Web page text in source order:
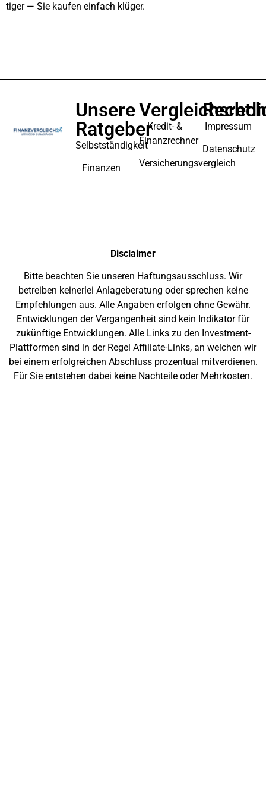
ti­ger — Sie kau­fen ein­fach klü­ger.
Unsere
Ratgeber
Selbstständigkeit
Finanzen
Kredit- &
Finanzrechner
Versicherungsvergleich
Impressum
Datenschutz
Disclaimer
Bitte beachten Sie unseren Haftungsausschluss. Wir
betreiben keinerlei Anlageberatung oder sprechen keine
Empfehlungen aus. Alle Angaben erfolgen ohne Gewähr.
Entwicklungen der Vergangenheit sind kein Indikator für
zukünftige Entwicklungen. Alle Links zu den Investment-
Plattformen sind in der Regel Affiliate-Links, an welchen wir
bei einem erfolgreichen Abschluss prozentual mitverdienen.
Für Sie entstehen dabei keine Nachteile oder Mehrkosten.